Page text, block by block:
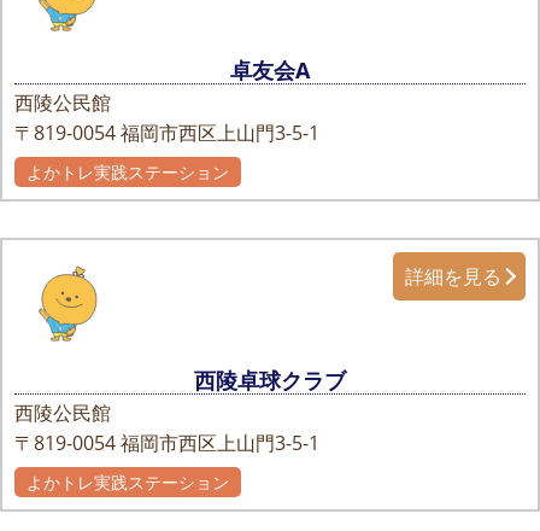
卓友会A
西陵公民館
〒819-0054福岡市西区上山門3-5-1
よかトレ実践ステーション
西陵卓球クラブ
西陵公民館
〒819-0054福岡市西区上山門3-5-1
詳細を見る
よかトレ実践ステーション